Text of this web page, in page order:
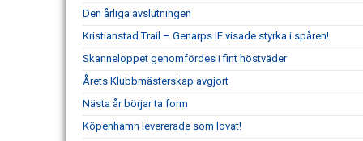
Den årliga avslutningen
Kristianstad Trail – Genarps IF visade styrka i spåren!
Skanneloppet genomfördes i fint höstväder
Årets Klubbmästerskap avgjort
Nästa år börjar ta form
Köpenhamn levererade som lovat!